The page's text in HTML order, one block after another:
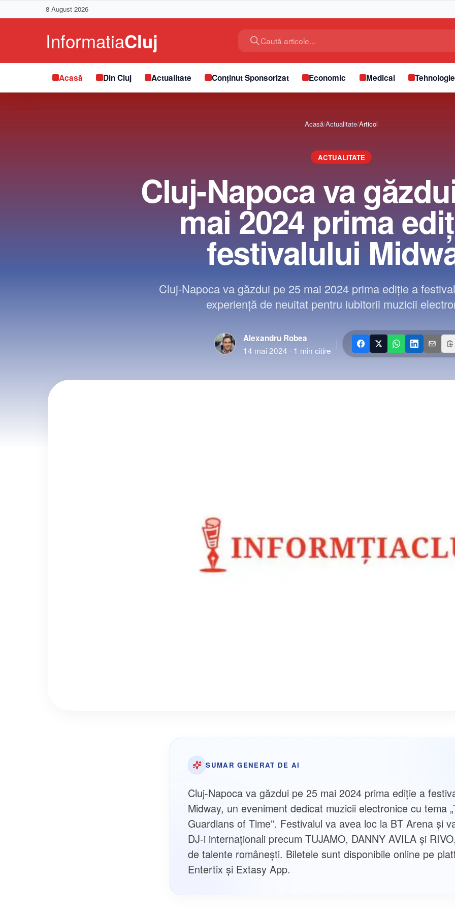
8 August 2026
Caută articole...
Acasă Din Cluj Actualitate Conținut Sponsorizat Economic Medical Tehnologie
Acasă/Actualitate/Articol
ACTUALITATE
Cluj-Napoca va
mai 2024 prima
festivalului
Cluj-Napoca va găzdui pe 25 mai 2024 prima ediție a
experiență de neuitat pentru iubitorii muzicii
Alexandru Robea
14 mai 2024 · 1 min citire
|
SUMAR GENERAT DE AI
Cluj-Napoca va găzdui pe 25 mai 2024 prima ediție a
Midway, un eveniment dedicat muzicii electronice cu tema
Guardians of Time”. Festivalul va avea loc la BT Arena și
DJ-i internaționali precum TUJAMO, DANNY AVILA și
de talente românești. Biletele sunt disponibile online pe
Entertix și Extasy App.